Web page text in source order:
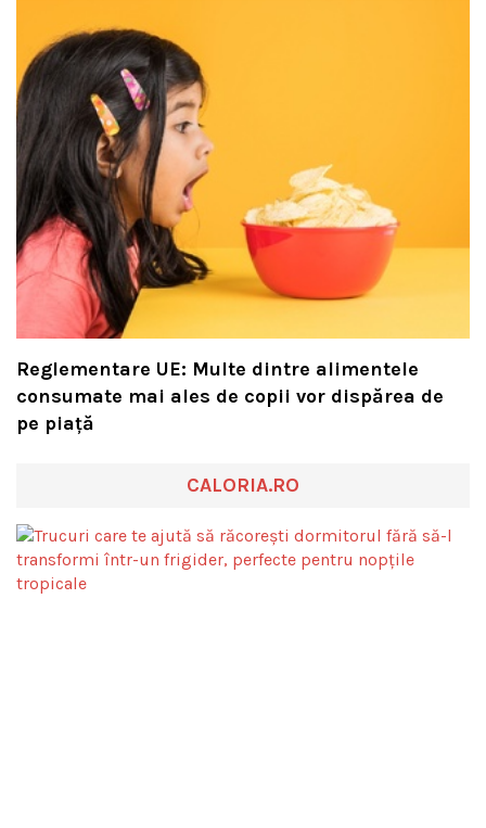
Reglementare UE: Multe dintre alimentele
consumate mai ales de copii vor dispărea de
pe piață
CALORIA.RO